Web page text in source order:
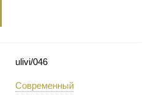
ulivi/046
Современный